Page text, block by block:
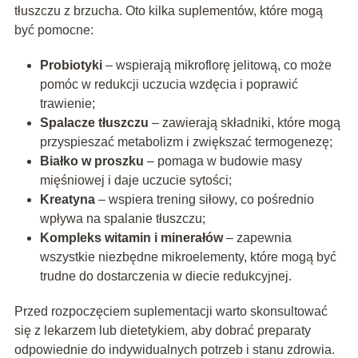
tłuszczu z brzucha. Oto kilka suplementów, które mogą
być pomocne:
Probiotyki– wspierają mikroflorę jelitową, co może
pomóc w redukcji uczucia wzdęcia i poprawić
trawienie;
Spalacze tłuszczu – zawierają składniki, które mogą
przyspieszać metabolizm i zwiększać termogenezę;
Białko w proszku – pomaga w budowie masy
mięśniowej i daje uczucie sytości;
Kreatyna– wspiera trening siłowy, co pośrednio
wpływa na spalanie tłuszczu;
Kompleks witamin i minerałów– zapewnia
wszystkie niezbędne mikroelementy, które mogą być
trudne do dostarczenia w diecie redukcyjnej.
Przed rozpoczęciem suplementacji warto skonsultować
się z lekarzem lub dietetykiem, aby dobrać preparaty
odpowiednie do indywidualnych potrzeb i stanu zdrowia.